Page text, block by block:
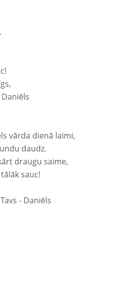
vārda dienā laimi,
daudz.
draugu saime,
sauc!
- Daniēls